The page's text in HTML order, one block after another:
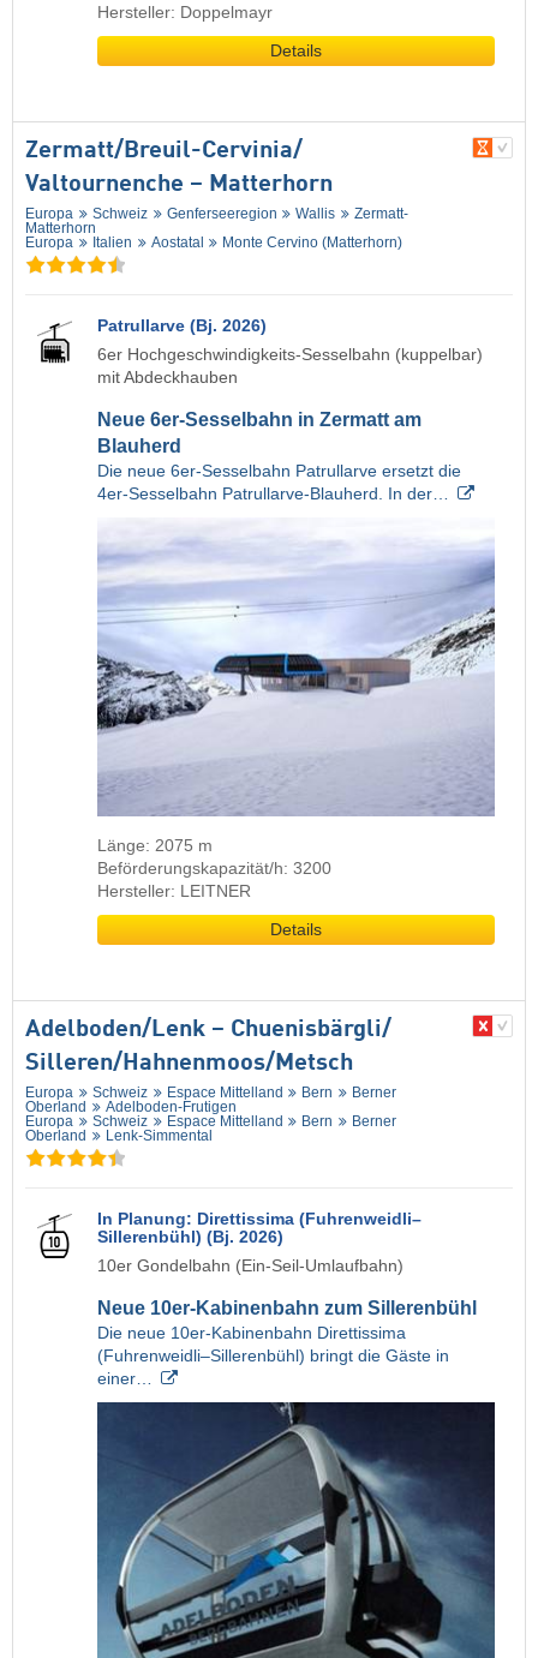
Hersteller: Doppelmayr
Details
Zermatt/​Breuil-Cervinia/​
Valtournenche – Matterhorn
Europa Schweiz Genferseeregion Wallis
Zermatt-
Matterhorn
Europa
Italien Aostatal Monte Cervino (Matterhorn)
Patrullarve (Bj. 2026)
6er Hochgeschwindigkeits-Sesselbahn (kuppelbar)
mit Abdeckhauben
Neue 6er-Sesselbahn in Zermatt am
Blauherd
Die neue 6er-Sesselbahn Patrullarve ersetzt die
4er-Sesselbahn Patrullarve-Blauherd. In der…
Länge: 2075 m
Beförderungskapazität/h: 3200
Hersteller: LEITNER
Details
Adelboden/​Lenk – Chuenisbärgli/​
Silleren/​Hahnenmoos/​Metsch
Europa Schweiz Espace Mittelland Bern
Berner
Oberland
Adelboden-Frutigen
Europa
Schweiz Espace Mittelland Bern
Berner
Oberland
Lenk-Simmental
In Planung: Direttissima (Fuhrenweidli–
Sillerenbühl) (Bj. 2026)
10er Gondelbahn (Ein-Seil-Umlaufbahn)
Neue 10er-Kabinenbahn zum Sillerenbühl
Die neue 10er-Kabinenbahn Direttissima
(Fuhrenweidli–Sillerenbühl) bringt die Gäste in
einer…